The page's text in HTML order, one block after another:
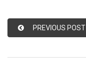
PREVIOUS POST